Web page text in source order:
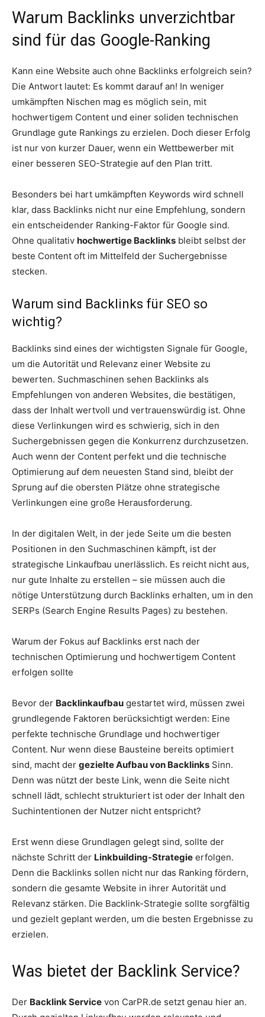
Warum Backlinks unverzichtbar
sind für das Google-Ranking
Kann eine Website auch ohne Backlinks erfolgreich sein?
Die Antwort lautet: Es kommt darauf an! In weniger
umkämpften Nischen mag es möglich sein, mit
hochwertigem Content und einer soliden technischen
Grundlage gute Rankings zu erzielen. Doch dieser Erfolg
ist nur von kurzer Dauer, wenn ein Wettbewerber mit
einer besseren SEO-Strategie auf den Plan tritt.
Besonders bei hart umkämpften Keywords wird schnell
klar, dass Backlinks nicht nur eine Empfehlung, sondern
ein entscheidender Ranking-Faktor für Google sind.
Ohne qualitativ hochwertige Backlinks bleibt selbst der
beste Content oft im Mittelfeld der Suchergebnisse
stecken.
Warum sind Backlinks für SEO so
wichtig?
Backlinks sind eines der wichtigsten Signale für Google,
um die Autorität und Relevanz einer Website zu
bewerten. Suchmaschinen sehen Backlinks als
Empfehlungen von anderen Websites, die bestätigen,
dass der Inhalt wertvoll und vertrauenswürdig ist. Ohne
diese Verlinkungen wird es schwierig, sich in den
Suchergebnissen gegen die Konkurrenz durchzusetzen.
Auch wenn der Content perfekt und die technische
Optimierung auf dem neuesten Stand sind, bleibt der
Sprung auf die obersten Plätze ohne strategische
Verlinkungen eine große Herausforderung.
In der digitalen Welt, in der jede Seite um die besten
Positionen in den Suchmaschinen kämpft, ist der
strategische Linkaufbau unerlässlich. Es reicht nicht aus,
nur gute Inhalte zu erstellen – sie müssen auch die
nötige Unterstützung durch Backlinks erhalten, um in den
SERPs (Search Engine Results Pages) zu bestehen.
Warum der Fokus auf Backlinks erst nach der
technischen Optimierung und hochwertigem Content
erfolgen sollte
Bevor der Backlinkaufbau gestartet wird, müssen zwei
grundlegende Faktoren berücksichtigt werden: Eine
perfekte technische Grundlage und hochwertiger
Content. Nur wenn diese Bausteine bereits optimiert
sind, macht der gezielte Aufbau von Backlinks Sinn.
Denn was nützt der beste Link, wenn die Seite nicht
schnell lädt, schlecht strukturiert ist oder der Inhalt den
Suchintentionen der Nutzer nicht entspricht?
Erst wenn diese Grundlagen gelegt sind, sollte der
nächste Schritt der Linkbuilding-Strategie erfolgen.
Denn die Backlinks sollen nicht nur das Ranking fördern,
sondern die gesamte Website in ihrer Autorität und
Relevanz stärken. Die Backlink-Strategie sollte sorgfältig
und gezielt geplant werden, um die besten Ergebnisse zu
erzielen.
Was bietet der Backlink Service?
Der Backlink Service von CarPR.de setzt genau hier an.